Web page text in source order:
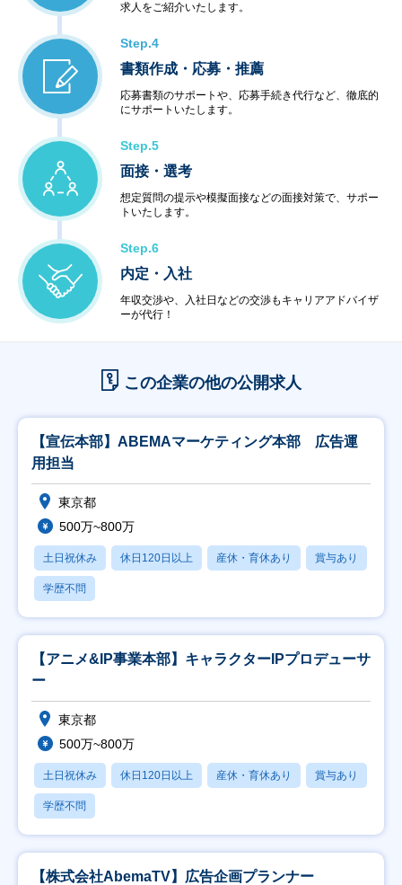
求人をご紹介いたします。
Step.4
書類作成・応募・推薦
応募書類のサポートや、応募手続き代行など、徹底的
にサポートいたします。
Step.5
面接・選考
想定質問の提示や模擬面接などの面接対策で、サポー
トいたします。
Step.6
内定・入社
年収交渉や、入社日などの交渉もキャリアアドバイザ
ーが代行！
この企業の他の公開求人
【宣伝本部】ABEMAマーケティング本部 広告運
用担当
東京都
500万~800万
土日祝休み 休日120日以上 産休・育休あり 賞与あり
学歴不問
【アニメ&IP事業本部】キャラクターIPプロデューサ
ー
東京都
500万~800万
土日祝休み 休日120日以上 産休・育休あり 賞与あり
学歴不問
【株式会社AbemaTV】広告企画プランナー